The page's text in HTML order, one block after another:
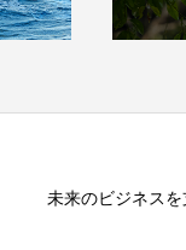
未来のビジネス